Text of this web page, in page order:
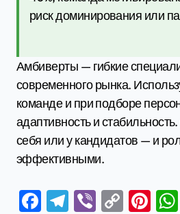
риск доминирования или
Амбиверты — гибкие
современного рынка.
команде и при подборе
адаптивность и
себя или у кандидатов — и
эффективными.
Facebook
Telegram
ViberCopy